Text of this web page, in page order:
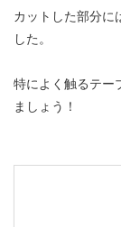
カットした部分に
した。
特によく触るテー
ましょう！